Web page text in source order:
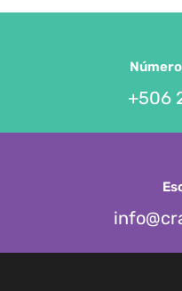
+506